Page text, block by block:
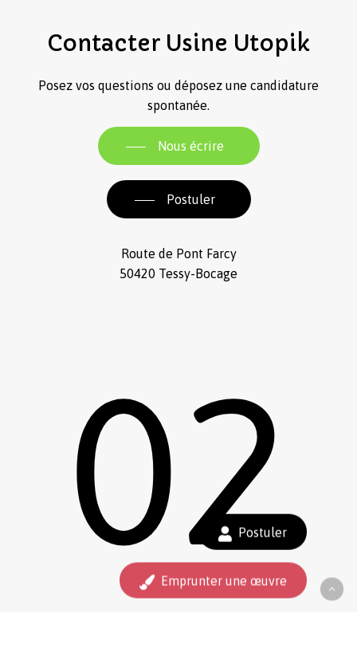
Sous-total : 0,00
Voir le panier Commander
Contacter Usine Utopik
Posez vos questions ou déposez une candidature
spontanée.
Nous écrire
Postuler
Route de Pont Farcy
50420 Tessy-Bocage
02
Emprunter une œuvre
Postuler